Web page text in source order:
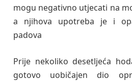
mogu negativno utjecati na
a njihova upotreba je i
padova
Prije nekoliko desetljeća
gotovo uobičajen dio